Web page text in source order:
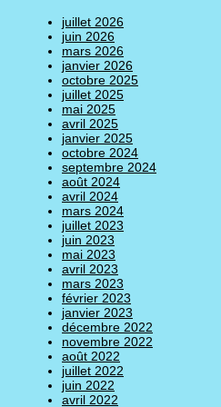
juillet 2026
juin 2026
mars 2026
janvier 2026
octobre 2025
juillet 2025
mai 2025
avril 2025
janvier 2025
octobre 2024
septembre 2024
août 2024
avril 2024
mars 2024
juillet 2023
juin 2023
mai 2023
avril 2023
mars 2023
février 2023
janvier 2023
décembre 2022
novembre 2022
août 2022
juillet 2022
juin 2022
avril 2022